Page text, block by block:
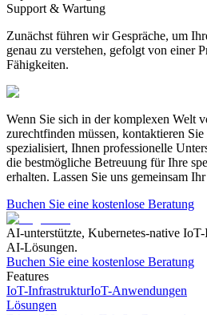
Support & Wartung
Zunächst führen wir Gespräche, um
genau zu verstehen, gefolgt von einer
Fähigkeiten.
Wenn Sie sich in der komplexen Welt
zurechtfinden müssen, kontaktieren Sie
spezialisiert, Ihnen professionelle
die bestmögliche Betreuung für Ihre
erhalten. Lassen Sie uns gemeinsam
Buchen Sie eine kostenlose Beratung
AI-unterstützte, Kubernetes-native
AI-Lösungen.
Buchen Sie eine kostenlose Beratung
Features
IoT-InfrastrukturIoT-Anwendungen
Lösungen